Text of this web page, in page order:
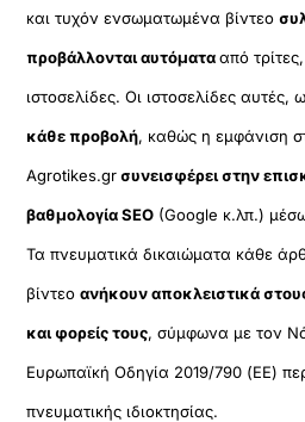
και τυχόν ενσωματωμένα βίντεο
προβάλλονται αυτόματααπό
ιστοσελίδες. Οι ιστοσελίδες αυτές,
κάθε προβολή, καθώς η εμφάνιση
Agrotikes.grσυνεισφέρει στην
βαθμολογία SEO (Google κ.λπ.)
Τα πνευματικά δικαιώματα κάθε
βίντεοανήκουν αποκλειστικά
και φορείς τους, σύμφωνα με τον
Ευρωπαϊκή Οδηγία 2019/790 (ΕΕ)
πνευματικής ιδιοκτησίας.